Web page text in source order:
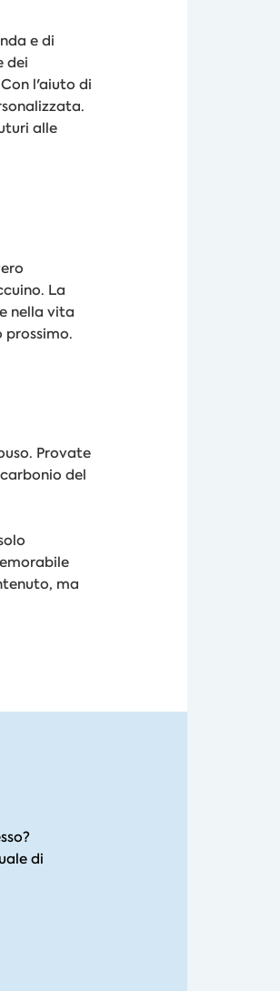
e di
dei
l'aiuto di
alle
La
nella vita
Provate
del
ma
di